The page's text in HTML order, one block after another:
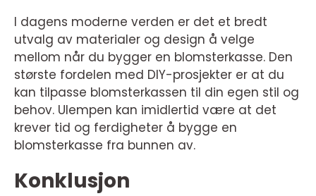
I dagens moderne verden er det et bredt
utvalg av materialer og design å velge
mellom når du bygger en blomsterkasse. Den
største fordelen med DIY-prosjekter er at du
kan tilpasse blomsterkassen til din egen stil og
behov. Ulempen kan imidlertid være at det
krever tid og ferdigheter å bygge en
blomsterkasse fra bunnen av.
Konklusjon